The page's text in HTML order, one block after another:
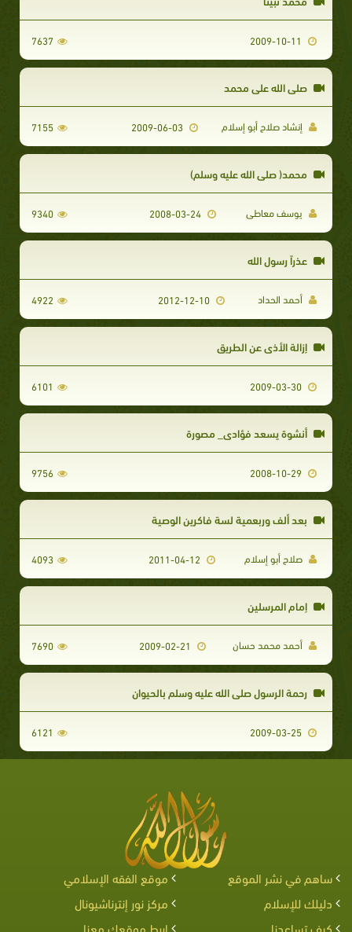
7637
صلى الله على محمد
إنشاد صلاح أبو إسلام 2009-06-03
7155
محمد( صلى الله عليه وسلم)
يوسف معاطى 9340
عذراً رسول الله
أحمد الحداد 4922
إزالة الأذى عن الطريق
6101
أنشوة يسعد فؤادى_ مصورة
9756
بعد ألف وربعمية لسة فاكرين الوصية
صلاح أبو إسلام 4093
إمام المرسلين
أحمد محمد حسان 7690
رحمة الرسول صلى الله عليه وسلم بالحيوان
6121
ساهم في نشر الموقع
موقع الفقه الإسلامي
دليلك للإسلام
مركز نور إنترناشيونال
كيف تساعدنا
اربط موقعك معنا